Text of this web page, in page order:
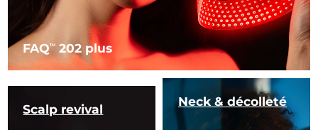
FAQTM 202 plus
Scalp revival
Neck & décolleté